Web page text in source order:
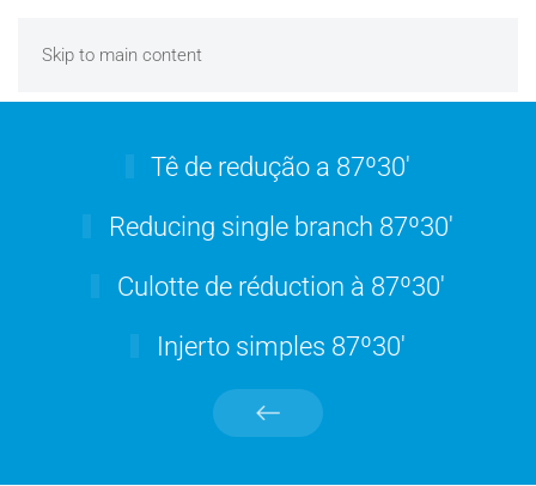
Skip to main content
Tê de redução a 87º30'
Reducing single branch 87º30'
Culotte de réduction à 87º30'
Injerto simples 87º30'